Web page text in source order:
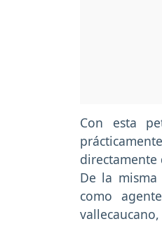
Con esta
directamente
De la misma
como